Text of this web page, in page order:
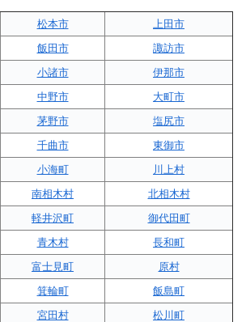
松本市
上田市
飯田市
諏訪市
小諸市
伊那市
中野市
大町市
茅野市
塩尻市
千曲市
東御市
小海町
川上村
南相木村
北相木村
軽井沢町
御代田町
青木村
長和町
富士見町
原村
箕輪町
飯島町
宮田村
松川町